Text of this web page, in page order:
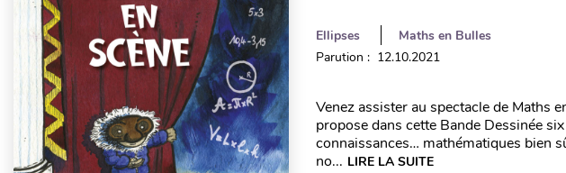
Ellipses
Maths en Bulles
Parution : 12.10.2021
Venez assister au spectacle de Maths
propose dans cette Bande Dessinée
connaissances… mathématiques bien
no... LIRE LA SUITE